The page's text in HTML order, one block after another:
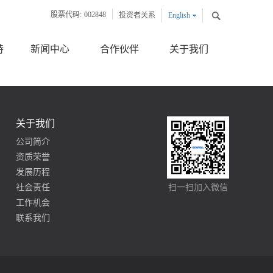
English
投资者关系
股票代码: 002848
新闻中心 合作伙伴 关于我们
关于我们
公司简介
资质荣誉
发展历程
社会责任
工作机会
联系我们
扫一扫加入微信